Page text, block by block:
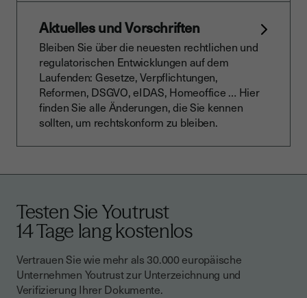
Aktuelles und Vorschriften
Bleiben Sie über die neuesten rechtlichen und
regulatorischen Entwicklungen auf dem
Laufenden: Gesetze, Verpflichtungen,
Reformen, DSGVO, eIDAS, Homeoffice … Hier
finden Sie alle Änderungen, die Sie kennen
sollten, um rechtskonform zu bleiben.
Testen Sie Youtrust
14 Tage lang kostenlos
Vertrauen Sie wie mehr als 30.000 europäische
Unternehmen Youtrust zur Unterzeichnung und
Verifizierung Ihrer Dokumente.